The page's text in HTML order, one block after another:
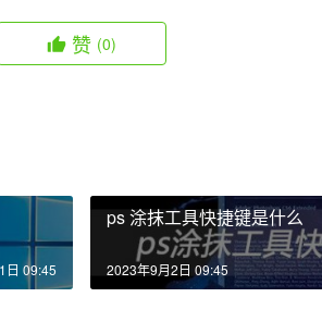
赞 (0)
日 09:45
ps 涂抹工具快捷键是什么
2023年9月2日 09:45